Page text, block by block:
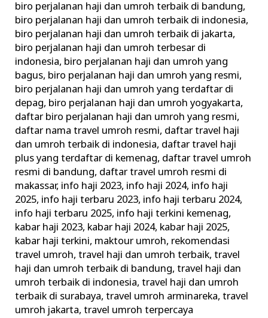
biro perjalanan haji dan umroh terbaik di bandung,
biro perjalanan haji dan umroh terbaik di indonesia,
biro perjalanan haji dan umroh terbaik di jakarta,
biro perjalanan haji dan umroh terbesar di
indonesia, biro perjalanan haji dan umroh yang
bagus, biro perjalanan haji dan umroh yang resmi,
biro perjalanan haji dan umroh yang terdaftar di
depag, biro perjalanan haji dan umroh yogyakarta,
daftar biro perjalanan haji dan umroh yang resmi,
daftar nama travel umroh resmi, daftar travel haji
dan umroh terbaik di indonesia, daftar travel haji
plus yang terdaftar di kemenag, daftar travel umroh
resmi di bandung, daftar travel umroh resmi di
makassar, info haji 2023, info haji 2024, info haji
2025, info haji terbaru 2023, info haji terbaru 2024,
info haji terbaru 2025, info haji terkini kemenag,
kabar haji 2023, kabar haji 2024, kabar haji 2025,
kabar haji terkini, maktour umroh, rekomendasi
travel umroh,travel haji dan umroh terbaik,travel
haji dan umroh terbaik di bandung,travel haji dan
umroh terbaik di indonesia,travel haji dan umroh
terbaik di surabaya,travel umroh arminareka,travel
umroh jakarta,travel umroh terpercaya